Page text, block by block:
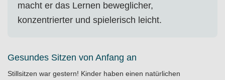
macht er das Lernen beweglicher,
konzentrierter und spielerisch leicht.
Gesundes Sitzen von Anfang an
Stillsitzen war gestern! Kinder haben einen natürlichen